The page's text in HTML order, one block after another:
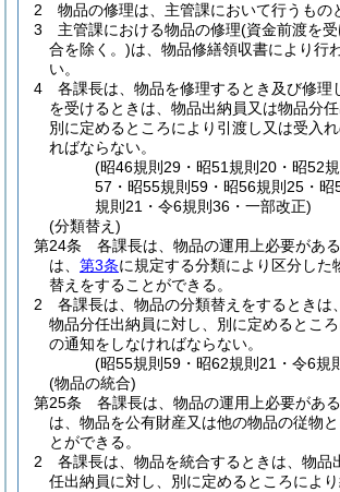
2
物品の修理は、主管課において行うもの
3
主管課における物品の修理(資金前渡を
合を除く。)は、物品修繕領収書により行
い。
4
各課長は、物品を修理するとき及び修理
を受けるときは、物品出納員又は物品分任
別に定めるところにより引渡し又は受入
ればならない。
(昭46規則29・昭51規則20・昭52
57・昭55規則59・昭56規則25・昭
規則21・令6規則36・一部改正)
(分類替え)
第24条
各課長は、物品の運用上必要があ
は、 第3条に規定する分類により区分した
替えをすることができる。
2
各課長は、物品の分類替えをするときは
物品分任出納員に対し、別に定めるとこ
の通知をしなければならない。
(昭55規則59・昭62規則21・令6規
(物品の統合)
第25条
各課長は、物品の運用上必要があ
は、物品を公有財産又は他の物品の従物
とができる。
2
各課長は、物品を統合するときは、物品
任出納員に対し、別に定めるところによ